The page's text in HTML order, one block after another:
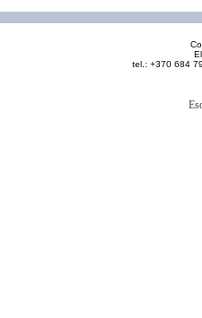
tel.: +370 684